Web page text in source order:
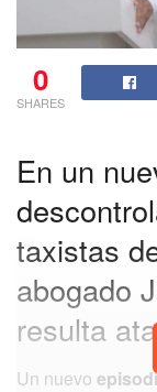
0
SHARES
En un
taxistas
abogado
resulta
Un nuevo